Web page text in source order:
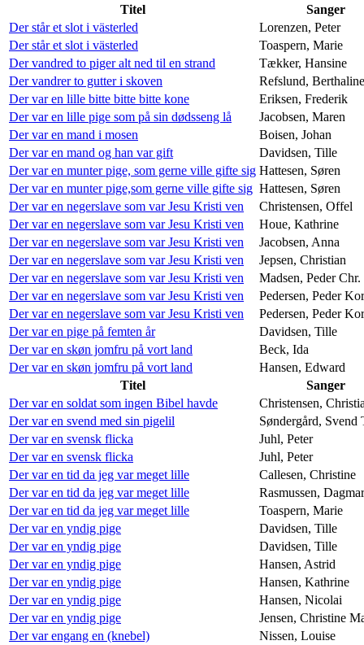
Titel
Sanger
Der står et slot i västerled
Lorenzen, Peter
Der står et slot i västerled
Toaspern, Marie
Der vandred to piger alt ned til en strand
Tækker, Hansine
Der vandrer to gutter i skoven
Refslund, Berthaline
Der var en lille bitte bitte bitte kone
Eriksen, Frederik
Der var en lille pige som på sin dødsseng lå
Jacobsen, Maren
Der var en mand i mosen
Boisen, Johan
Der var en mand og han var gift
Davidsen, Tille
Der var en munter pige, som gerne ville gifte sig Hattesen, Søren
Der var en munter pige,som gerne ville gifte sig Hattesen, Søren
Der var en negerslave som var Jesu Kristi ven
Christensen, Offel
Der var en negerslave som var Jesu Kristi ven
Houe, Kathrine
Der var en negerslave som var Jesu Kristi ven
Jacobsen, Anna
Der var en negerslave som var Jesu Kristi ven
Jepsen, Christian
Der var en negerslave som var Jesu Kristi ven
Madsen, Peder Chr.
Der var en negerslave som var Jesu Kristi ven
Pedersen, Peder
Der var en negerslave som var Jesu Kristi ven
Pedersen, Peder
Der var en pige på femten år
Davidsen, Tille
Der var en skøn jomfru på vort land
Beck, Ida
Der var en skøn jomfru på vort land
Hansen, Edward
Titel
Sanger
Der var en soldat som ingen Bibel havde
Christensen,
Der var en svend med sin pigelil
Søndergård, Svend
Der var en svensk flicka
Juhl, Peter
Der var en svensk flicka
Juhl, Peter
Der var en tid da jeg var meget lille
Callesen, Christine
Der var en tid da jeg var meget lille
Rasmussen, Dagmar
Der var en tid da jeg var meget lille
Toaspern, Marie
Der var en yndig pige
Davidsen, Tille
Der var en yndig pige
Davidsen, Tille
Der var en yndig pige
Hansen, Astrid
Der var en yndig pige
Hansen, Kathrine
Der var en yndig pige
Hansen, Nicolai
Der var en yndig pige
Jensen, Christine
Der var engang en (knebel)
Nissen, Louise